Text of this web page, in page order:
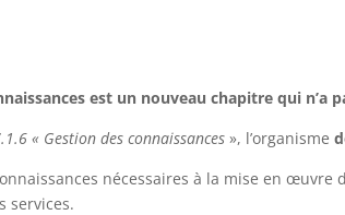
est un nouveau chapitre qui n’a
« Gestion des connaissances », l’organisme
nécessaires à la mise en œuvre
services.